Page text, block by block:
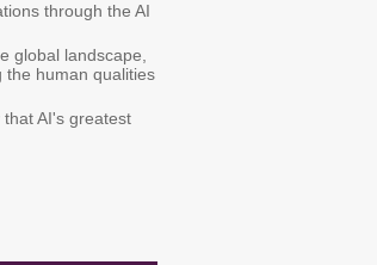
through the AI
global landscape,
the human qualities
AI's greatest